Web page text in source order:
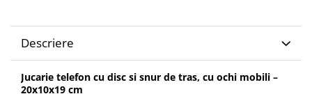
Descriere
Jucarie telefon cu disc si snur de tras, cu ochi mobili –
20x10x19 cm